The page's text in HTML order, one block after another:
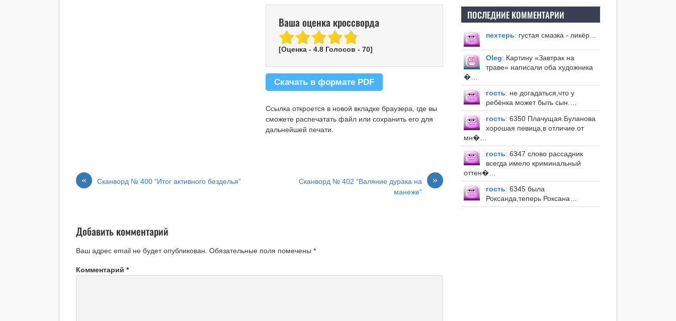
Ваша оценка кроссворда
[Оценка - 4.8Голосов - 70]
Скачать в формате PDF
Ссылка откроется в новой вкладке браузера, где вы
сможете распечатать файл или сохранить его для
дальнейшей печати.
« Сканворд № 400 “Итог активного безделья” »
Сканворд № 402 “Валяние дурака на
манеже”
Добавить комментарий
Ваш адрес email не будет опубликован. Обязательные поля помечены*
Комментарий*
ПОСЛЕДНИЕ КОММЕНТАРИИ
пехтерь: густая смазка - ликёр…
Оleg: Картину «Завтрак на
траве» написали оба художника
�…
гость: не догадаться,что у
ребёнка может быть сын.…
гость: 6350 Плачущая.Буланова
хорошая певица,в отличие от
мн�…
гость: 6347 слово рассадник
всегда имело криминальный
оттен�…
гость: 6345 была
Роксанда,теперь Роксана…